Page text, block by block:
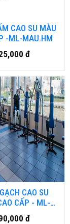
CAO SU MÀU
-ML-MAU.HM
đ
CAO SU
CẤP - ML-
đ